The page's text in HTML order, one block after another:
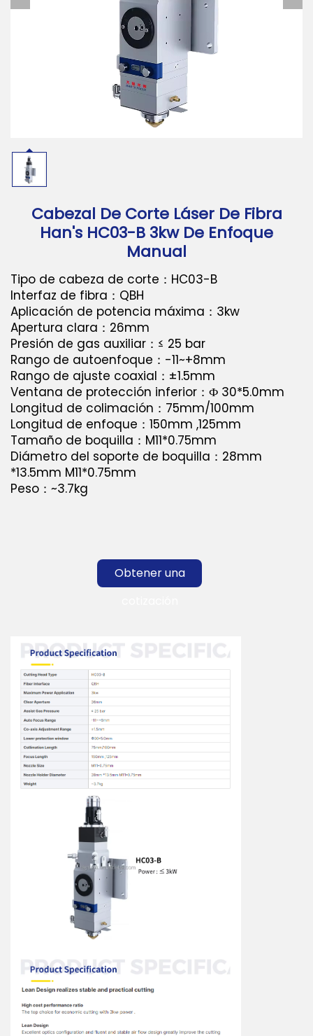
Cabezal De Corte Láser De Fibra
Han's HC03-B 3kw De Enfoque
Manual
Tipo de cabeza de corte：HC03-B
Interfaz de fibra：QBH
Aplicación de potencia máxima：3kw
Apertura clara：26mm
Presión de gas auxiliar：≤ 25 bar
Rango de autoenfoque：-11~+8mm
Rango de ajuste coaxial：±1.5mm
Ventana de protección inferior：Ф 30*5.0mm
Longitud de colimación：75mm/100mm
Longitud de enfoque：150mm ,125mm
Tamaño de boquilla：M11*0.75mm
Diámetro del soporte de boquilla：28mm
*13.5mm M11*0.75mm
Peso：~3.7kg
Obtener una